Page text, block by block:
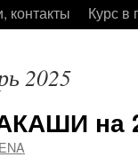
контакты Курс в
2025
на